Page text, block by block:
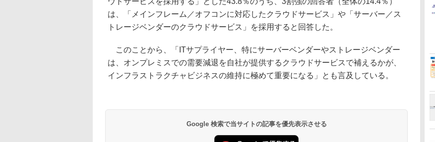
は、「メインフレーム／オフコンに対応したクラウドサービス」や「サーバー／ス
トレージベンダーのクラウドサービス」を採用すると回答した。
このことから、「ITサプライヤー、特にサーバーベンダーやストレージベンダー
は、オンプレミスでの需要減退を自社が提供するクラウドサービスで補えるかが、
インフラストラクチャビジネスの維持に極めて重要になる」とも言及している。
Google 検索で当サイトの記事を優先表示させる